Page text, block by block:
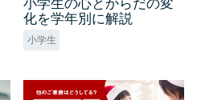
小学生の心とからだの変
化を学年別に解説
小学生